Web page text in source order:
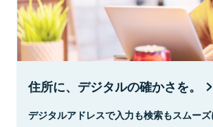
住所に、デジタルの確かさを。
デジタルアドレスで入力も検索もスムーズ